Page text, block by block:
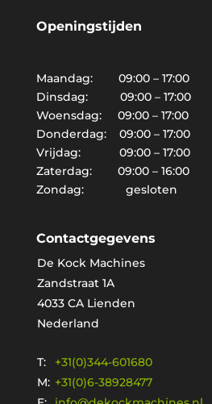
Openingstijden
Maandag: 09:00 – 17:00
Dinsdag: 09:00 – 17:00
Woensdag: 09:00 – 17:00
Donderdag: 09:00 – 17:00
Vrijdag: 09:00 – 17:00
Zaterdag: 09:00 – 16:00
Zondag: gesloten
Contactgegevens
De Kock Machines
Zandstraat 1A
4033 CA Lienden
Nederland
T:
+31(0)344-601680
M: +31(0)6-38928477